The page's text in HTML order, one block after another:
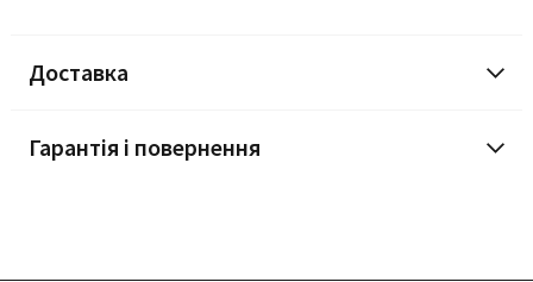
Доставка
Гарантія і повернення